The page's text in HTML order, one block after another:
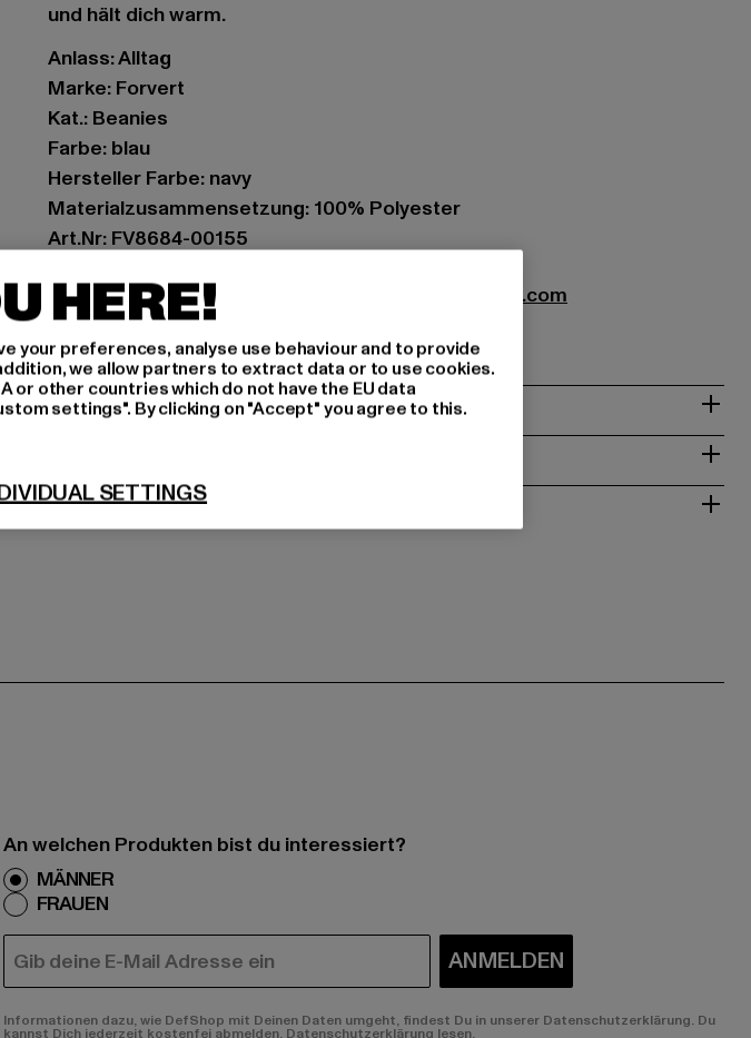
und hält dich warm.
Anlass: Alltag
Marke: Forvert
Kat.: Beanies
Farbe: blau
Hersteller Farbe: navy
Materialzusammensetzung: 100% Polyester
Art.Nr: FV8684-00155
Hersteller: Brandit Textil GmbH |
info@brandit-wear.com
Spichernstraße 6a | 50672 Köln | DE
GRÖSSE & PASSFORM
LIEFERUNG & RÜCKGABE
An welchen Produkten bist du interessiert?
MÄNNER
FRAUEN
E-MAIL ANMELDEN
Informationen dazu, wie DefShop mit Deinen Daten umgeht, findest Du in unserer Datenschutzerklärung. Du
kannst Dich jederzeit kostenfei abmelden. Datenschutzerklärung lesen.
HERE!
your preferences, analyse use behaviour and to provide
we allow partners to extract data or to use cookies.
or other countries which do not have the EU data
settings". By clicking on "Accept" you agree to this.
SETTINGS